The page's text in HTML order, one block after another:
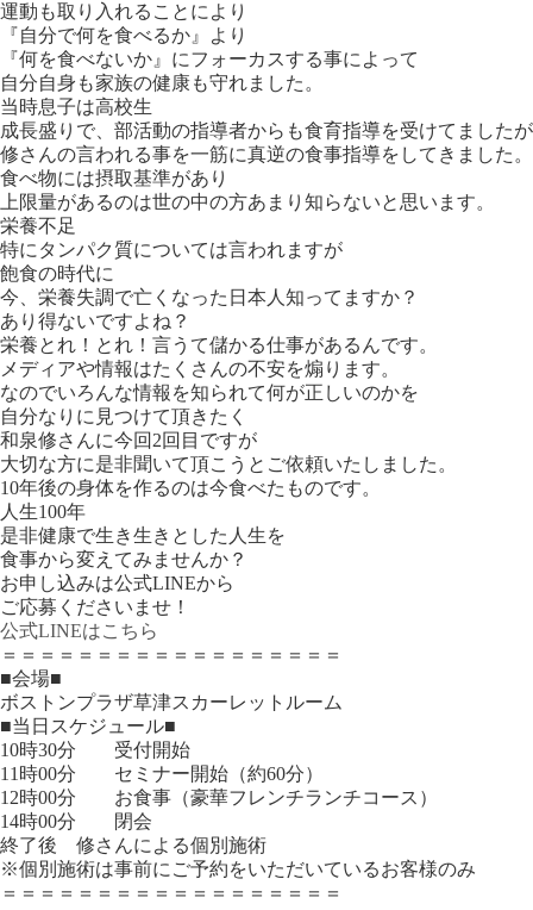
運動も取り入れることにより
『自分で何を食べるか』より
『何を食べないか』にフォーカスする事によって
自分自身も家族の健康も守れました。
当時息子は高校生
成長盛りで、部活動の指導者からも食育指導を受けてましたが
修さんの言われる事を一筋に真逆の食事指導をしてきました。
食べ物には摂取基準があり
上限量があるのは世の中の方あまり知らないと思います。
栄養不足
特にタンパク質については言われますが
飽食の時代に
今、栄養失調で亡くなった日本人知ってますか？
あり得ないですよね？
栄養とれ！とれ！言うて儲かる仕事があるんです。
メディアや情報はたくさんの不安を煽ります。
なのでいろんな情報を知られて何が正しいのかを
自分なりに見つけて頂きたく
和泉修さんに今回2回目ですが
大切な方に是非聞いて頂こうとご依頼いたしました。
10年後の身体を作るのは今食べたものです。
人生100年
是非健康で生き生きとした人生を
食事から変えてみませんか？
お申し込みは公式LINEから
ご応募くださいませ！
公式LINEはこちら
＝＝＝＝＝＝＝＝＝＝＝＝＝＝＝＝＝＝
■会場■
ボストンプラザ草津スカーレットルーム
■当日スケジュール■
10時30分 受付開始
11時00分 セミナー開始（約60分）
12時00分 お食事（豪華フレンチランチコース）
14時00分 閉会
終了後 修さんによる個別施術
※個別施術は事前にご予約をいただいているお客様のみ
＝＝＝＝＝＝＝＝＝＝＝＝＝＝＝＝＝＝